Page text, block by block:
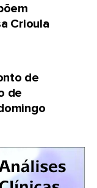
Crioula
de
de